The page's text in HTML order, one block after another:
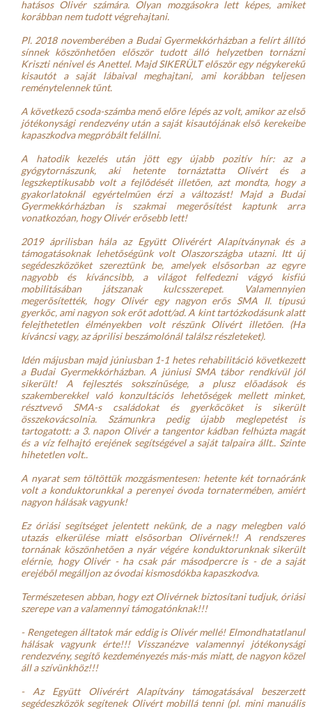
hatásos Olivér számára. Olyan mozgásokra lett képes, amiket
korábban nem tudott végrehajtani.
Pl. 2018 novemberében a Budai Gyermekkórházban a felírt állító
sínnek köszönhetően először tudott álló helyzetben tornázni
Kriszti nénivel és Anettel. Majd SIKERÜLT először egy négykerekű
kisautót a saját lábaival meghajtani, ami korábban teljesen
reménytelennek tűnt.
A következő csoda-számba menő előre lépés az volt, amikor az első
jótékonysági rendezvény után a saját kisautójának első kerekeibe
kapaszkodva megpróbált felállni.
A hatodik kezelés után jött egy újabb pozitív hír: az a
gyógytornászunk, aki hetente tornáztatta Olivért és a
legszkeptikusabb volt a fejlődését illetően, azt mondta, hogy a
gyakorlatoknál egyértelműen érzi a változást! Majd a Budai
Gyermekkórházban is szakmai megerősítést kaptunk arra
vonatkozóan, hogy Olivér erősebb lett!
2019 áprilisban hála az Együtt Olivérért Alapítványnak és a
támogatásoknak lehetőségünk volt Olaszországba utazni. Itt új
segédeszközöket szereztünk be, amelyek elsősorban az egyre
nagyobb és kíváncsibb, a világot felfedezni vágyó kisfiú
mobilitásában játszanak kulcsszerepet. Valamennyien
megerősítették, hogy Olivér egy nagyon erős SMA II. típusú
gyerkőc, ami nagyon sok erőt adott/ad. A kint tartózkodásunk alatt
felejthetetlen élményekben volt részünk Olivért illetően. (Ha
kíváncsi vagy, az áprilisi beszámolónál találsz részleteket).
Idén májusban majd júniusban 1-1 hetes rehabilitáció következett
a Budai Gyermekkórházban. A júniusi SMA tábor rendkívül jól
sikerült! A fejlesztés sokszínűsége, a plusz előadások és
szakemberekkel való konzultációs lehetőségek mellett minket,
résztvevő SMA-s családokat és gyerkőcöket is sikerült
összekovácsolnia. Számunkra pedig újabb meglepetést is
tartogatott: a 3. napon Olivér a tangentor kádban felhúzta magát
és a víz felhajtó erejének segítségével a saját talpaira állt.. Szinte
hihetetlen volt..
A nyarat sem töltöttük mozgásmentesen: hetente két tornaóránk
volt a konduktorunkkal a perenyei óvoda tornatermében, amiért
nagyon hálásak vagyunk!
Ez óriási segítséget jelentett nekünk, de a nagy melegben való
utazás elkerülése miatt elsősorban Olivérnek!! A rendszeres
tornának köszönhetően a nyár végére konduktorunknak sikerült
elérnie, hogy Olivér - ha csak pár másodpercre is - de a saját
erejéből megálljon az óvodai kismosdókba kapaszkodva.
Természetesen abban, hogy ezt Olivérnek biztosítani tudjuk, óriási
szerepe van a valamennyi támogatónknak!!!
- Rengetegen álltatok már eddig is Olivér mellé! Elmondhatatlanul
hálásak vagyunk érte!!! Visszanézve valamennyi jótékonysági
rendezvény, segítő kezdeményezés más-más miatt, de nagyon közel
áll a szívünkhöz!!!
- Az Együtt Olivérért Alapítvány támogatásával beszerzett
segédeszközök segítenek Olivért mobillá tenni (pl. mini manuális